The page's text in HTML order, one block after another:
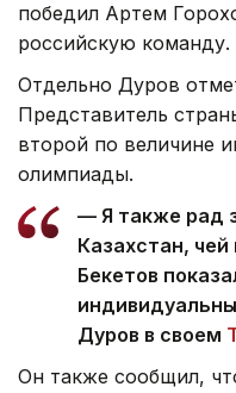
победил Артем
российскую команду.
Отдельно Дуров
Представитель
второй по величине
олимпиады.
— Я также рад
Казахстан,
Бекетов
Дуров в своем
Он также сообщил,